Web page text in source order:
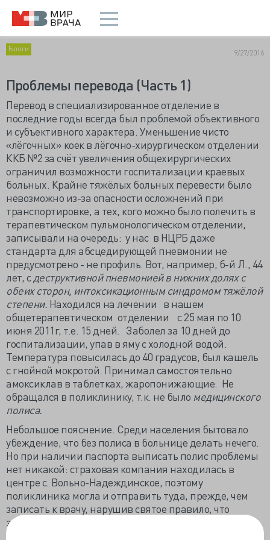
Блоги 9/27/2016
Проблемы перевода (Часть 1)
Перевод в специализированное отделение в
последние годы всегда был проблемой объективного
и субъективного характера. Уменьшение чисто
«лёгочных» коек в лёгочно-хирургическом отделении
ККБ №2 за счёт увеличения общехирургических
ограничил возможности госпитализации краевых
больных. Крайне тяжёлых больных перевести было
невозможно из-за опасности осложнений при
транспортировке, а тех, кого можно было полечить в
терапевтическом пульмонологическом отделении,
записывали на очередь: у нас в НЦРБ даже
стандарта для абсцедирующей пневмонии не
предусмотрено - не профиль. Вот, например, б-й Л., 44
лет, сдеструктивной пневмонией в нижних долях с
обеих сторон, интоксикационным синдромом тяжёлой
степени. Находился на лечении в нашем
общетерапевтическом отделении с 25 мая по 10
июня 2011г, т.е. 15 дней. Заболел за 10 дней до
госпитализации, упав в яму с холодной водой.
Температура повысилась до 40 градусов, был кашель
с гнойной мокротой. Принимал самостоятельно
амоксиклав в таблетках, жаропонижающие. Не
обращался в поликлинику, т.к. не было медицинского
полиса.
Небольшое пояснение. Среди населения бытовало
убеждение, что без полиса в больнице делать нечего.
Но при наличии паспорта выписать полис проблемы
нет никакой: страховая компания находилась в
центре с. Вольно-Надеждинское, поэтому
поликлиника могла и отправить туда, прежде, чем
записать к врачу, нарушив святое правило, что
экстренный больной должен быть принят
немедленно. Ну а когда такой пациент поступал по